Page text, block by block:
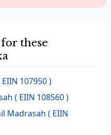
these
EIIN 107950 )
( EIIN 108560 )
Madrasah ( EIIN